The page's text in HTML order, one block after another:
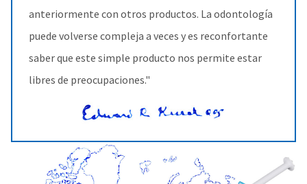
anteriormente con otros productos. La odontología
puede volverse compleja a veces y es reconfortante
saber que este simple producto nos permite estar
libres de preocupaciones."